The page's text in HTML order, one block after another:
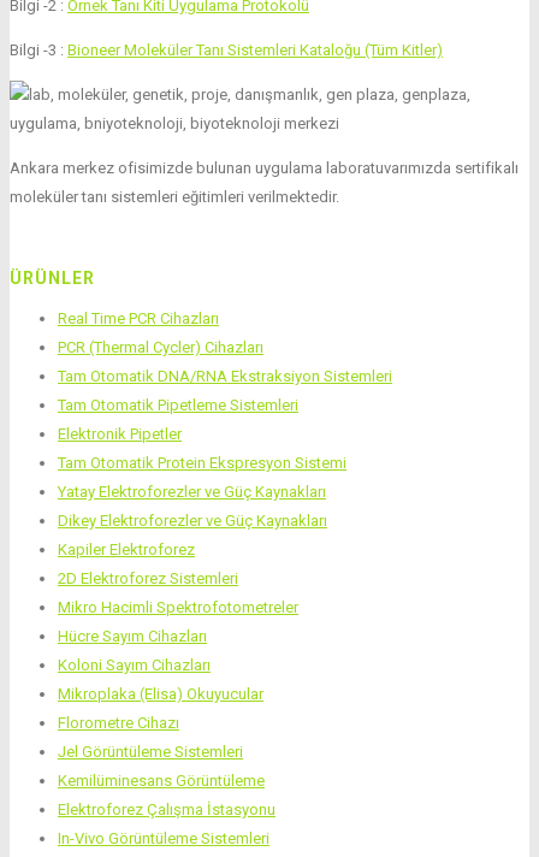
Bilgi -2 : Örnek Tanı Kiti Uygulama Protokolü
Bilgi -3 : Bioneer Moleküler Tanı Sistemleri Kataloğu (Tüm Kitler)
Ankara merkez ofisimizde bulunan uygulama laboratuvarımızda sertifikalı
moleküler tanı sistemleri eğitimleri verilmektedir.
ÜRÜNLER
Real Time PCR Cihazları
PCR (Thermal Cycler) Cihazları
Tam Otomatik DNA/RNA Ekstraksiyon Sistemleri
Tam Otomatik Pipetleme Sistemleri
Elektronik Pipetler
Tam Otomatik Protein Ekspresyon Sistemi
Yatay Elektroforezler ve Güç Kaynakları
Dikey Elektroforezler ve Güç Kaynakları
Kapiler Elektroforez
2D Elektroforez Sistemleri
Mikro Hacimli Spektrofotometreler
Hücre Sayım Cihazları
Koloni Sayım Cihazları
Mikroplaka (Elisa) Okuyucular
Florometre Cihazı
Jel Görüntüleme Sistemleri
Kemilüminesans Görüntüleme
Elektroforez Çalışma İstasyonu
In-Vivo Görüntüleme Sistemleri